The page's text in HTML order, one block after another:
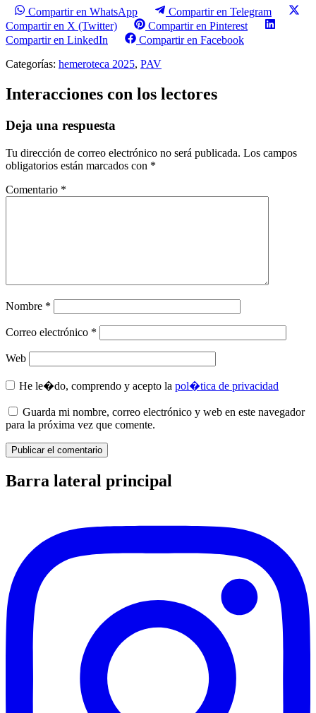
Compartir en WhatsApp
Compartir en Telegram
Compartir en X (Twitter)
Compartir en Pinterest
Compartir en LinkedIn
Compartir en Facebook
Categorías: hemeroteca 2025, PAV
Interacciones con los lectores
Deja una respuesta
Tu dirección de correo electrónico no será publicada. Los campos
obligatorios están marcados con *
Comentario *
Nombre *
Correo electrónico *
Web
He le�do, comprendo y acepto la pol�tica de privacidad
Guarda mi nombre, correo electrónico y web en este navegador
para la próxima vez que comente.
Barra lateral principal